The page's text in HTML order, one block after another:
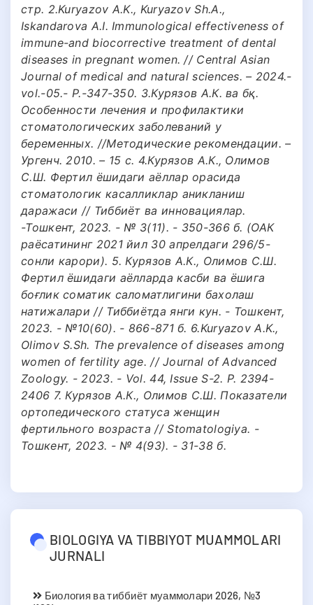
стр. 2.Kuryazov A.K., Kuryazov Sh.A.,
Iskandarova A.I. Immunological effectiveness of
immune-and biocorrective treatment of dental
diseases in pregnant women. // Central Asian
Journal of medical and natural sciences. – 2024.-
vol.-05.- P.-347-350. 3.Курязов А.К. ва бқ.
Особенности лечения и профилактики
стоматологических заболеваний у
беременных. //Методические рекомендации. –
Ургенч. 2010. – 15 с. 4.Курязов А.К., Олимов
С.Ш. Фертил ёшидаги аёллар орасида
стоматологик касалликлар аникланиш
даражаси // Тиббиёт ва инновациялар.
-Тошкент, 2023. - № 3(11). - 350-366 б. (ОАК
раёсатининг 2021 йил 30 апрелдаги 296/5-
сонли карори). 5. Курязов А.К., Олимов С.Ш.
Фертил ёшидаги аёлларда касби ва ёшига
боғлик соматик саломатлигини бахолаш
натижалари // Тиббиётда янги кун. - Тошкент,
2023. - №10(60). - 866-871 б. 6.Kuryazov A.K.,
Olimov S.Sh. The prevalence of diseases among
women of fertility age. // Journal of Advanced
Zoology. - 2023. - Vol. 44, Issue S-2. P. 2394-
2406 7. Курязов А.К., Олимов С.Ш. Показатели
ортопедического статуса женщин
фертильного возраста // Stomatologiya. -
Тошкент, 2023. - № 4(93). - 31-38 б.
BIOLOGIYA VA TIBBIYOT MUAMMOLARI
JURNALI
Биология ва тиббиёт муаммолари 2026, №3